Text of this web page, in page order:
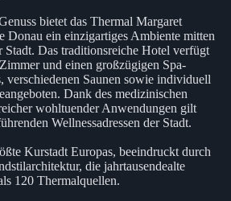
bietet das Thermal Margaret
Donau ein einzigartiges Ambiente mitten
Stadt. Das traditionsreiche Hotel verfügt
und einen großzügigen Spa-
verschiedenen Saunen sowie individuell
Dank des medizinischen
wohltuender Anwendungen gilt
Wellnessadressen der Stadt.
Kurstadt Europas, beeindruckt durch
die jahrtausendealte
120 Thermalquellen.